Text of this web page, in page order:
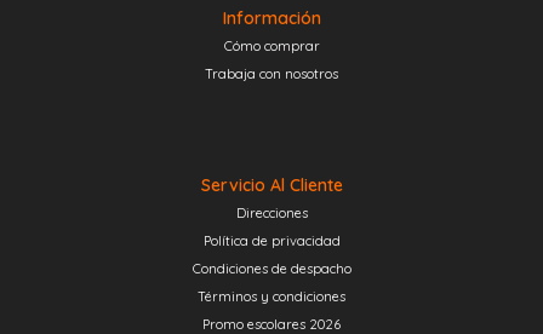
Información
Cómo comprar
Trabaja con nosotros
Servicio Al Cliente
Direcciones
Política de privacidad
Condiciones de despacho
Términos y condiciones
Promo escolares 2026